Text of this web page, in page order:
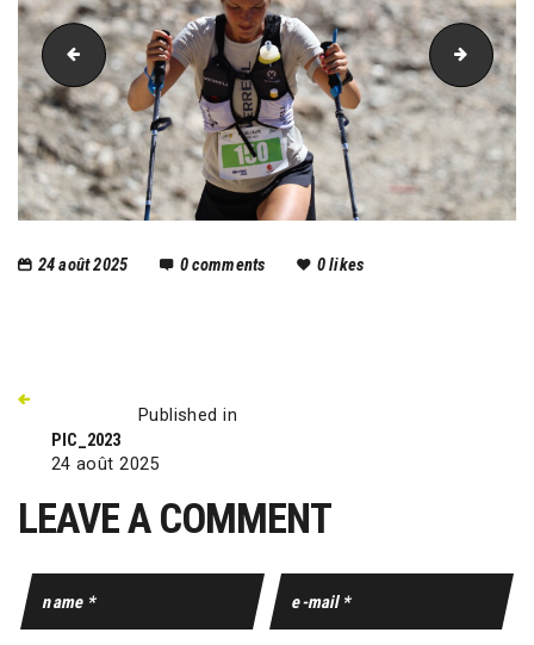
PIC_2021
24 août 2025 0comments 0likes
Published in
PIC_2023
24 août 2025
LEAVE A COMMENT